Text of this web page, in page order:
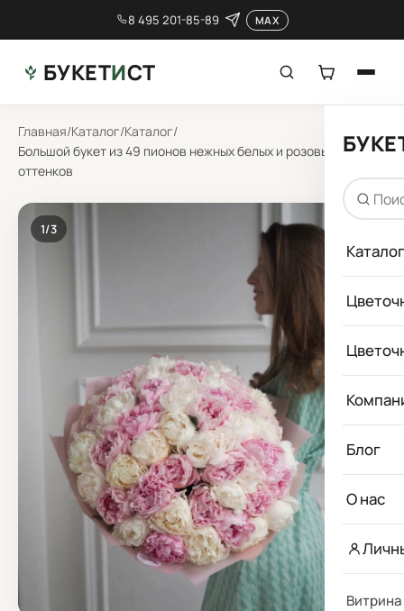
8 495 201-85-89 MAX
БУКЕТИСТ
Каталог
Блог
О нас
Главная/Каталог/Каталог/
Большой букет из 49 пионов нежных белых и розовых
оттенков
1/3